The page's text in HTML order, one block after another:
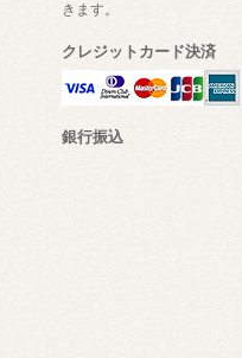
きます。
クレジットカード決済
銀行振込